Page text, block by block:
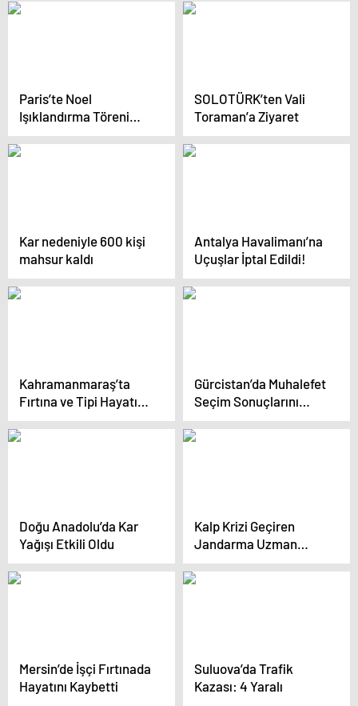
Gazete’de
Paris’te Noel
Işıklandırma Töreni
Yapıldı
SOLOTÜRK’ten Vali
Toraman’a Ziyaret
Kar nedeniyle 600 kişi
mahsur kaldı
Antalya Havalimanı’na
Uçuşlar İptal Edildi!
Kahramanmaraş’ta
Fırtına ve Tipi Hayatı
Olumsuz Etkiliyor
Gürcistan’da Muhalefet
Seçim Sonuçlarını
Protesto Ediyor
Doğu Anadolu’da Kar
Yağışı Etkili Oldu
Kalp Krizi Geçiren
Jandarma Uzman
Çavuş Musa Dağ
Hayatını Kaybetti
Mersin’de İşçi Fırtınada
Hayatını Kaybetti
Suluova’da Trafik
Kazası: 4 Yaralı